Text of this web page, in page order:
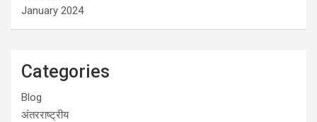
January 2024
Categories
Blog
अंतरराष्ट्रीय